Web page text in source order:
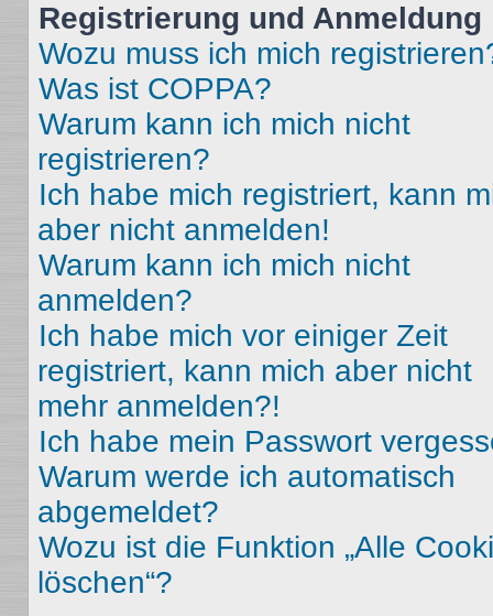
Registrierung und Anmeldung
Wozu muss ich mich
Was ist COPPA?
Warum kann ich mich nicht
registrieren?
Ich habe mich registriert, kann
aber nicht anmelden!
Warum kann ich mich nicht
anmelden?
Ich habe mich vor einiger Zeit
registriert, kann mich aber nicht
mehr anmelden?!
Ich habe mein Passwort
Warum werde ich automatisch
abgemeldet?
Wozu ist die Funktion „Alle
löschen“?